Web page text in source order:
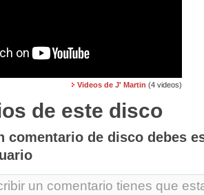
Videos de J' Martin (4 videos)
de este disco
comentario de disco debes